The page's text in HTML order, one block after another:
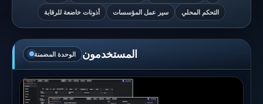
أذونات خاضعة للرقابة
سير عمل المؤسسات التحكم المحلي
الوحدة المضمنة المستخدمون